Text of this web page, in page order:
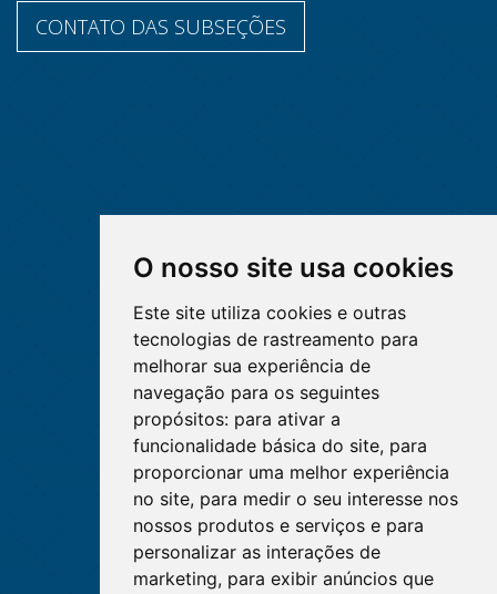
O nosso site usa cookies
Este site utiliza cookies e outras
tecnologias de rastreamento para
melhorar sua experiência de
navegação para os seguintes
propósitos: para ativar a
funcionalidade básica do site, para
proporcionar uma melhor experiência
no site, para medir o seu interesse nos
nossos produtos e serviços e para
personalizar as interações de
marketing, para exibir anúncios que
CONTATO DAS SUBSEÇÕES